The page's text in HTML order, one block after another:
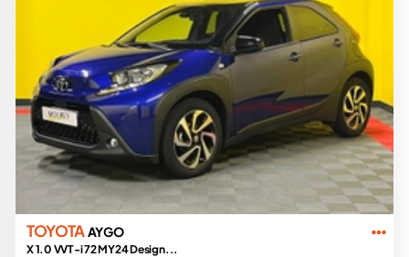
TOYOTA AYGO
X 1.0 VVT-i 72 MY24 Design...